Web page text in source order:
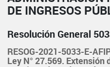
DE INGRESOS
Resolución General
RESOG-2021-5033-E-
Ley N° 27.569. Extensión